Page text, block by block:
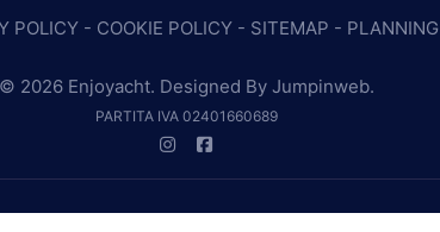
POLICY- COOKIE POLICY- SITEMAP - PLANNING
© 2026 Enjoyacht. Designed By Jumpinweb.
PARTITA IVA 02401660689